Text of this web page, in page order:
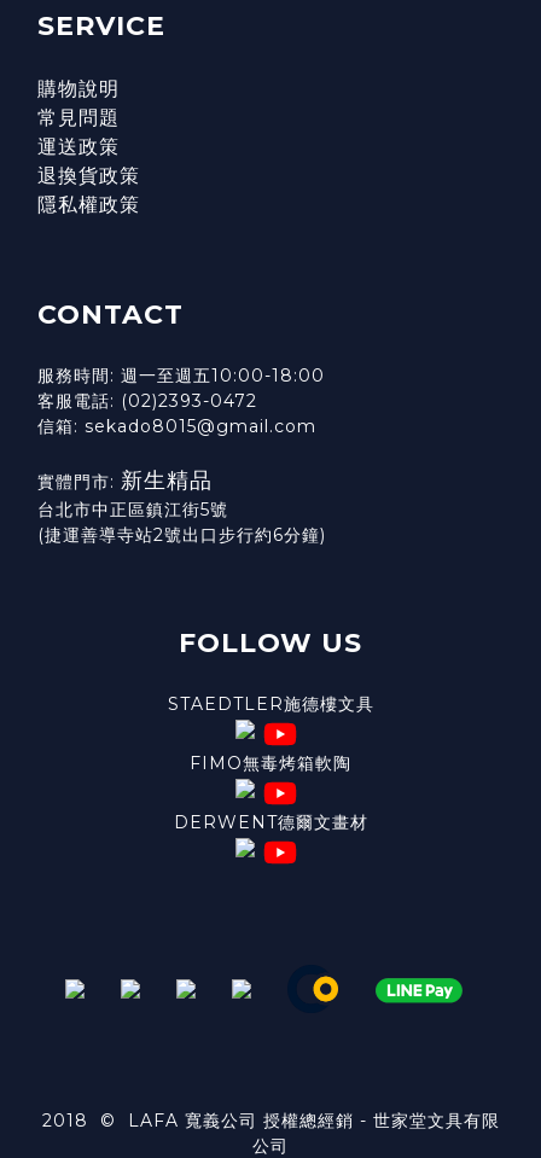
SERVICE
購物說明
常見問題
運送政策
退換貨政策
隱私權政策
CONTACT
服務時間: 週一至週五10:00-18:00
客服電話: (02)2393-0472
信箱: sekado8015@gmail.com
實體門市: 新生精品
台北市中正區鎮江街5號
(捷運善導寺站2號出口步行約6分鐘)
FOLLOW US
STAEDTLER施德樓文具
FIMO無毒烤箱軟陶
DERWENT德爾文畫材
2018 © LAFA 寬義公司 授權總經銷 - 世家堂文具有限
公司